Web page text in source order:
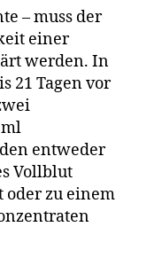
– muss der
einer
werden. In
21 Tagen vor
entweder
Vollblut
oder zu einem